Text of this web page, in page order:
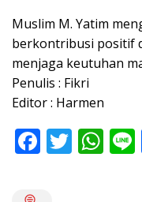
Muslim M. Yatim
berkontribusi positif
menjaga keutuhan
Penulis : Fikri
Editor : Harmen
F T W